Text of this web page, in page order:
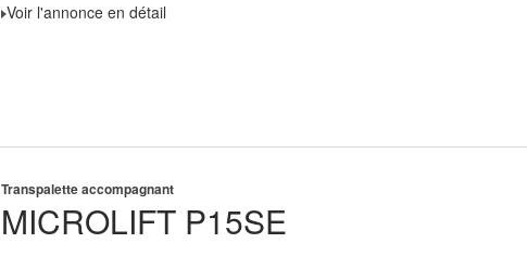
Voir l'annonce en détail
MICROLIFT P15SE
Transpalette accompagnant